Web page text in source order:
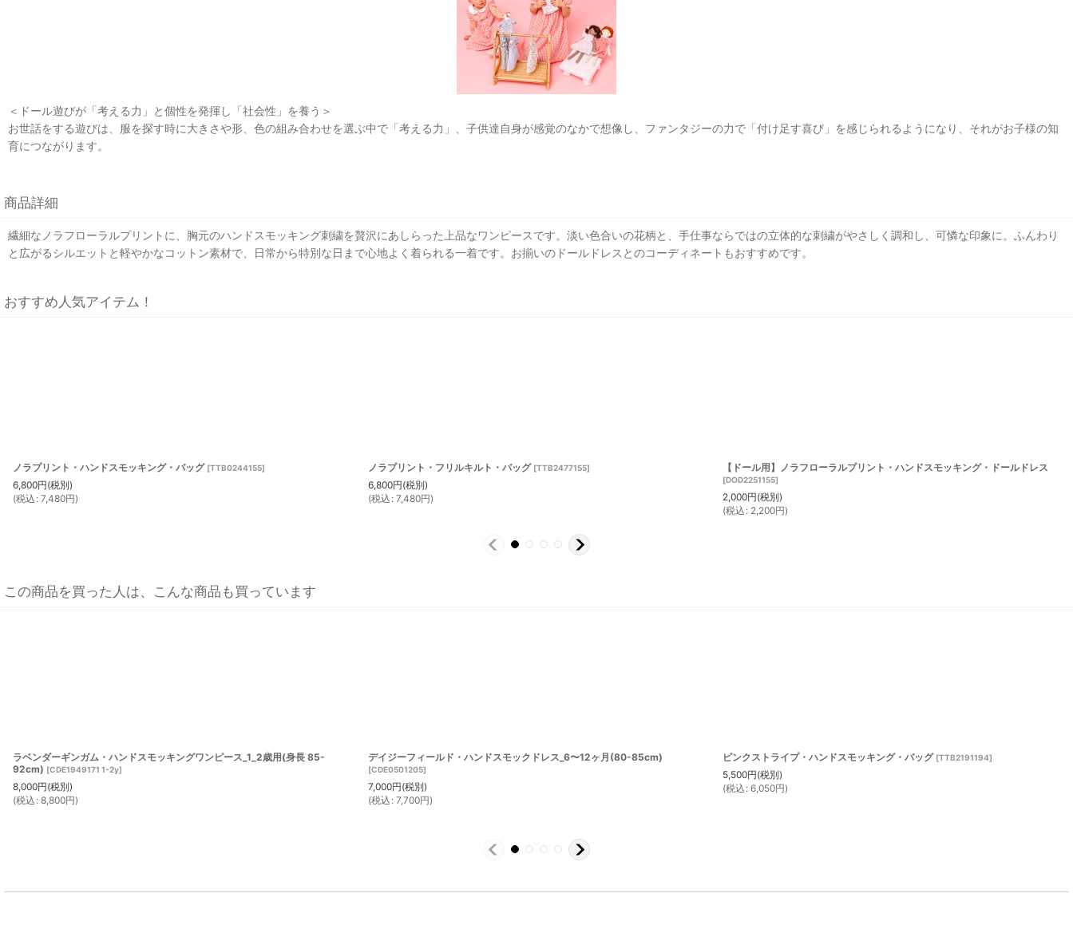
＜ドール遊びが「考える力」と個性を発揮し「社会性」を養う＞
お世話をする遊びは、服を探す時に大きさや形、色の組み合わせを選ぶ中で「考える力」、子供達自身が感覚のなかで想像し、ファンタジーの力で「付け足す喜び」を感じられるようになり、それがお子様の知
育につながります。
商品詳細
繊細なノラフローラルプリントに、胸元のハンドスモッキング刺繍を贅沢にあしらった上品なワンピースです。淡い色合いの花柄と、手仕事ならではの立体的な刺繍がやさしく調和し、可憐な印象に。ふんわり
と広がるシルエットと軽やかなコットン素材で、日常から特別な日まで心地よく着られる一着です。お揃いのドールドレスとのコーディネートもおすすめです。
おすすめ人気アイテム！
ノラプリント・ハンドスモッキング・バッグ [TTB0244155]
6,800円(税別)
(税込 : 7,480円)
ノラプリント・フリルキルト・バッグ [TTB2477155]
6,800円(税別)
(税込 : 7,480円)
【ドール用】ノラフローラルプリント・ハンドスモッキング・ドールドレス
[DOD2251155]
2,000円(税別)
(税込 : 2,200円)
この商品を買った人は、こんな商品も買っています
ラベンダーギンガム・ハンドスモッキングワンピース_1_2歳用(身長 85-
92cm) [CDE1949171 1-2y]
8,000円(税別)
(税込 : 8,800円)
デイジーフィールド・ハンドスモックドレス_6〜12ヶ月(80-85cm)
[CDE0501205]
7,000円(税別)
(税込 : 7,700円)
ピンクストライプ・ハンドスモッキング・バッグ [TTB2191194]
5,500円(税別)
(税込 : 6,050円)